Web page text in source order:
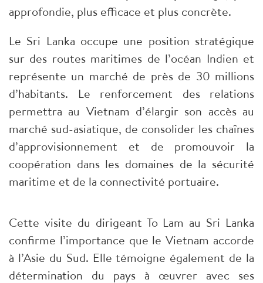
approfondie, plus efficace et plus concrète.
Le Sri Lanka occupe une position stratégique
sur des routes maritimes de l’océan Indien et
représente un marché de près de 30 millions
d’habitants. Le renforcement des relations
permettra au Vietnam d’élargir son accès au
marché sud-asiatique, de consolider les chaînes
d’approvisionnement et de promouvoir la
coopération dans les domaines de la sécurité
maritime et de la connectivité portuaire.
Cette visite du dirigeant To Lam au Sri Lanka
confirme l’importance que le Vietnam accorde
à l’Asie du Sud. Elle témoigne également de la
détermination du pays à œuvrer avec ses